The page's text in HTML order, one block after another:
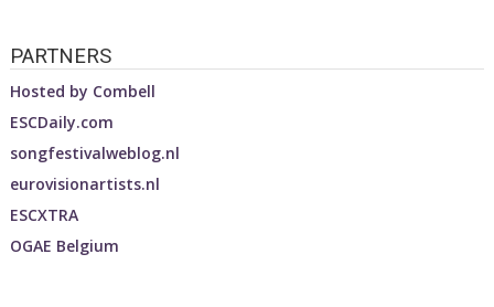
PARTNERS
Hosted by Combell
ESCDaily.com
songfestivalweblog.nl
eurovisionartists.nl
ESCXTRA
OGAE Belgium